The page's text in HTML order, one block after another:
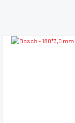
kullanarak